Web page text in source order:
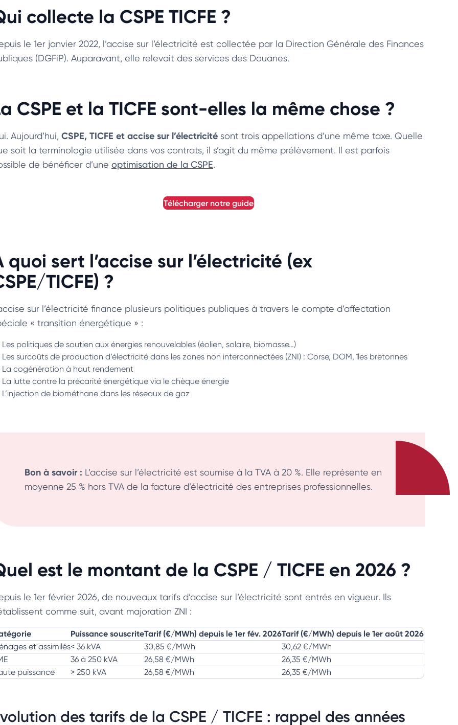
collecte la CSPE TICFE ?
le 1er janvier 2022, l’accise sur l’électricité est collectée par la Direction Générale des Finances
(DGFiP). Auparavant, elle relevait des services des Douanes.
CSPE et la TICFE sont-elles la même chose ?
Aujourd’hui, CSPE, TICFE et accise sur l’électricité sont trois appellations d’une même taxe. Quelle
soit la terminologie utilisée dans vos contrats, il s’agit du même prélèvement. Il est parfois
de bénéficer d’une optimisation de la CSPE.
télécharger notre guide
quoi sert l’accise sur l’électricité (ex
TICFE) ?
sur l’électricité finance plusieurs politiques publiques à travers le compte d’affectation
« transition énergétique » :
Les politiques de soutien aux énergies renouvelables (éolien, solaire, biomasse…)
Les surcoûts de production d’électricité dans les zones non interconnectées (ZNI) : Corse, DOM, îles bretonnes
La cogénération à haut rendement
La lutte contre la précarité énergétique via le chèque énergie
L’injection de biométhane dans les réseaux de gaz
Bon à savoir : L’accise sur l’électricité est soumise à la TVA à 20 %. Elle représente en
moyenne 25 % hors TVA de la facture d’électricité des entreprises professionnelles.
est le montant de la CSPE / TICFE en 2026 ?
le 1er février 2026, de nouveaux tarifs d’accise sur l’électricité sont entrés en vigueur. Ils
comme suit, avant majoration ZNI :
Puissance souscriteTarif (€/MWh) depuis le 1er fév. 2026Tarif (€/MWh) depuis le 1er août 2026
et assimilés< 36 kVA 30,85 €/MWh
30,62 €/MWh
36 à 250 kVA 26,58 €/MWh
26,35 €/MWh
puissance
> 250 kVA 26,58 €/MWh 26,35 €/MWh
des tarifs de la CSPE / TICFE : rappel des années